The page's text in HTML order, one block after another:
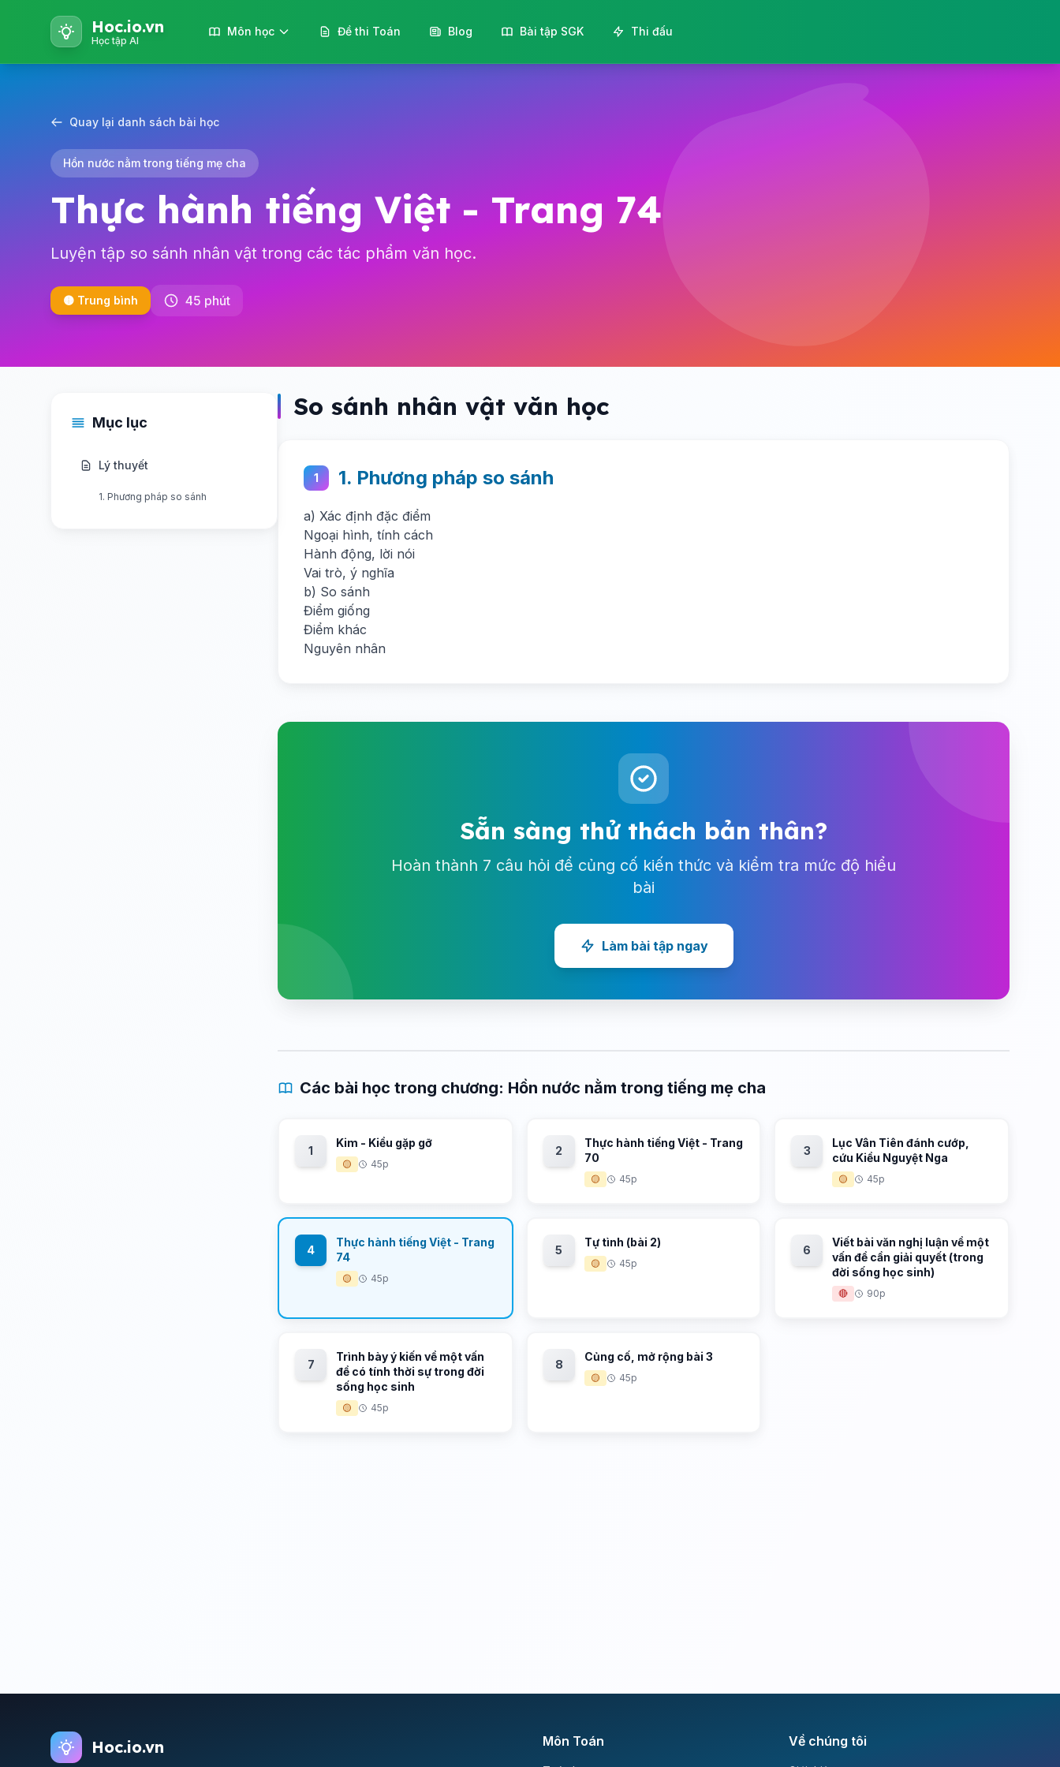
Hoc.io.vn
Học tập AI
Môn học Đề thi Toán Blog Bài tập SGK Thi đấu
Quay lại danh sách bài học
Hồn nước nằm trong tiếng mẹ cha
Thực hành tiếng Việt - Trang 74
Luyện tập so sánh nhân vật trong các tác phẩm văn học.
🟡 Trung bình 45 phút
Mục lục
Lý thuyết
1. Phương pháp so sánh
So sánh nhân vật văn học
1 1. Phương pháp so sánh
a) Xác định đặc điểm
Ngoại hình, tính cách
Hành động, lời nói
Vai trò, ý nghĩa
b) So sánh
Điểm giống
Điểm khác
Nguyên nhân
Sẵn sàng thử thách bản thân?
Hoàn thành 7 câu hỏi để củng cố kiến thức và kiểm tra mức độ hiểu
bài
Làm bài tập ngay
Các bài học trong chương: Hồn nước nằm trong tiếng mẹ cha
1
Kim - Kiều gặp gỡ
🟡 45p
2
Thực hành tiếng Việt - Trang
70
🟡 45p
3
Lục Vân Tiên đánh cướp,
cứu Kiều Nguyệt Nga
🟡 45p
4
Thực hành tiếng Việt - Trang
74
🟡 45p
5
Tự tình (bài 2)
🟡 45p
6
Viết bài văn nghị luận về một
vấn đề cần giải quyết (trong
đời sống học sinh)
🔴 90p
7
Trình bày ý kiến về một vấn
đề có tính thời sự trong đời
sống học sinh
🟡 45p
8
Củng cố, mở rộng bài 3
🟡 45p
Hoc.io.vn Môn Toán Về chúng tôi